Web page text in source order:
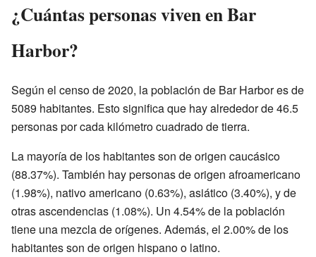
¿Cuántas personas viven en Bar
Harbor?
Según el censo de 2020, la población de Bar Harbor es de
5089 habitantes. Esto significa que hay alrededor de 46.5
personas por cada kilómetro cuadrado de tierra.
La mayoría de los habitantes son de origen caucásico
(88.37%). También hay personas de origen afroamericano
(1.98%), nativo americano (0.63%), asiático (3.40%), y de
otras ascendencias (1.08%). Un 4.54% de la población
tiene una mezcla de orígenes. Además, el 2.00% de los
habitantes son de origen hispano o latino.